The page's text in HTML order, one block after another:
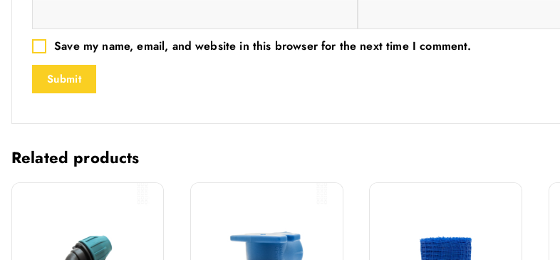
Save my name, email, and website in this browser for the next time I comment.
Related products